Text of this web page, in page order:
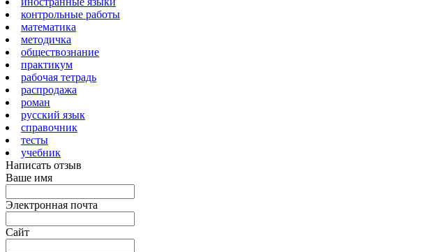
контрольные работы
математика
методичка
обществознание
практикум
рабочая тетрадь
распродажа
роман
русский язык
справочник
тесты
учебник
Написать отзыв
Ваше имя
Электронная почта
Сайт